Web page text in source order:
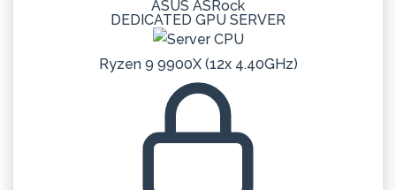
ASUS ASRock
DEDICATED GPU SERVER
Ryzen 9 9900X (12x 4.40GHz)